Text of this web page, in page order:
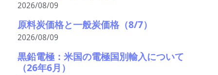
2026/08/09
原料炭価格と一般炭価格（8/7）
2026/08/09
黒鉛電極：米国の電極国別輸入について
（26年6月）